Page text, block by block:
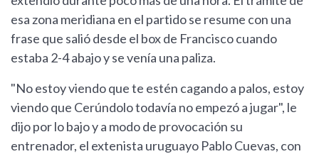
esa zona meridiana en el partido se resume con una
frase que salió desde el box de Francisco cuando
estaba 2-4 abajo y se venía una paliza.
"No estoy viendo que te estén cagando a palos, estoy
viendo que Cerúndolo todavía no empezó a jugar", le
dijo por lo bajo y a modo de provocación su
entrenador, el extenista uruguayo Pablo Cuevas, con